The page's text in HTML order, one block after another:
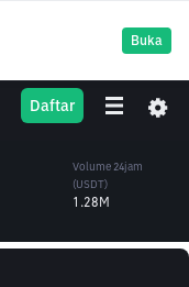
Buka
Daftar Volume 24jam
(CAKE)
Volume 24jam
(USDT)
1.28M